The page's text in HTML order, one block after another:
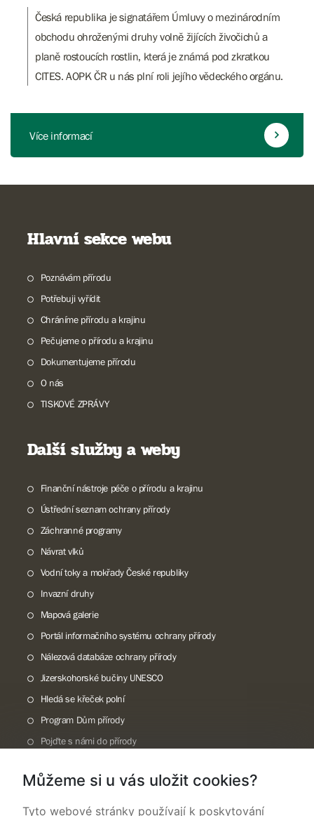
Česká republika je signatářem Úmluvy o mezinárodním
obchodu ohroženými druhy volně žijících živočichů a
planě rostoucích rostlin, která je známá pod zkratkou
CITES. AOPK ČR u nás plní roli jejího vědeckého orgánu.
Více informací
Hlavní sekce webu
Poznávám přírodu
Potřebuji vyřídit
Chráníme přírodu a krajinu
Pečujeme o přírodu a krajinu
Dokumentujeme přírodu
O nás
TISKOVÉ ZPRÁVY
Další služby a weby
Finanční nástroje péče o přírodu a krajinu
Ústřední seznam ochrany přírody
Záchranné programy
Návrat vlků
Vodní toky a mokřady České republiky
Invazní druhy
Mapová galerie
Portál informačního systému ochrany přírody
Nálezová databáze ochrany přírody
Jizerskohorské bučiny UNESCO
Hledá se křeček polní
Program Dům přírody
Pojďte s námi do přírody
Rok CHKO pod záštitou České komise pro UNESCO
Můžeme si u vás uložit cookies?
Tyto webové stránky používají k poskytování